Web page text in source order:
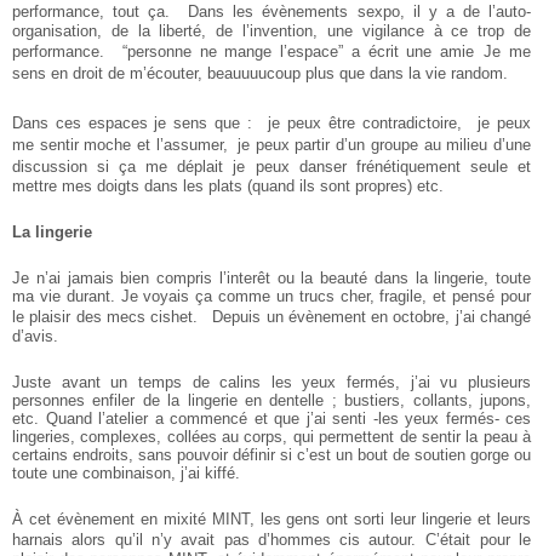
performance, tout ça. Dans les évènements sexpo, il y a de l’auto-
organisation, de la liberté, de l’invention, une vigilance à ce trop de
performance. “personne ne mange l’espace” a écrit une amie Je me
sens en droit de m’écouter, beauuuucoup plus que dans la vie random.
Dans ces espaces je sens que : je peux être contradictoire, je peux
me sentir moche et l’assumer, je peux partir d’un groupe au milieu d’une
discussion si ça me déplait je peux danser frénétiquement seule et
mettre mes doigts dans les plats (quand ils sont propres) etc.
La lingerie
Je n’ai jamais bien compris l’interêt ou la beauté dans la lingerie, toute
ma vie durant. Je voyais ça comme un trucs cher, fragile, et pensé pour
le plaisir des mecs cishet. Depuis un évènement en octobre, j’ai changé
d’avis.
Juste avant un temps de calins les yeux fermés, j’ai vu plusieurs
personnes enfiler de la lingerie en dentelle ; bustiers, collants, jupons,
etc. Quand l’atelier a commencé et que j’ai senti -les yeux fermés- ces
lingeries, complexes, collées au corps, qui permettent de sentir la peau à
certains endroits, sans pouvoir définir si c’est un bout de soutien gorge ou
toute une combinaison, j’ai kiffé.
À cet évènement en mixité MINT, les gens ont sorti leur lingerie et leurs
harnais alors qu’il n’y avait pas d’hommes cis autour. C’était pour le